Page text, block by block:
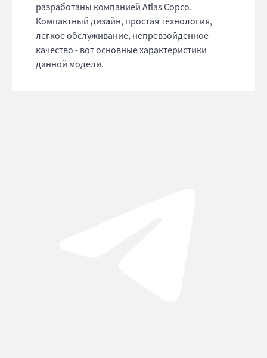
разработаны компанией Atlas Copco.
Компактный дизайн, простая технология,
легкое обслуживание, непревзойденное
качество - вот основные характеристики
данной модели.